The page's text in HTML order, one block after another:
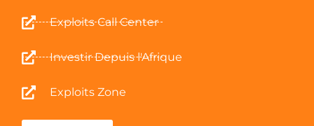
Exploits Call Center
Investir Depuis l'Afrique
Exploits Zone